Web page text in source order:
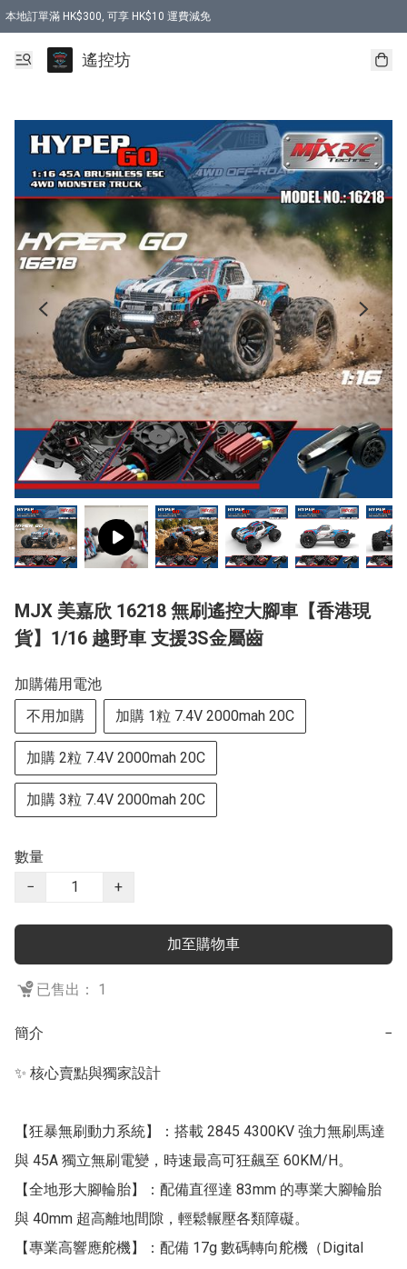
本地訂單滿 HK$300, 可享 HK$10 運費減免
購買 7.6V 6500mah 70C 電池 送 7.6V USB充電器
遙控坊
MJX 美嘉欣 16218 無刷遙控大腳車【香港現
貨】1/16 越野車 支援3S金屬齒
加購備用電池
不用加購
加購 1粒 7.4V 2000mah 20C
加購 2粒 7.4V 2000mah 20C
加購 3粒 7.4V 2000mah 20C
數量
−
+
加至購物車
已售出： 1
簡介 −
✨ 核心賣點與獨家設計
【狂暴無刷動力系統】：搭載 2845 4300KV 強力無刷馬達
與 45A 獨立無刷電變，時速最高可狂飆至 60KM/H。
【全地形大腳輪胎】：配備直徑達 83mm 的專業大腳輪胎
與 40mm 超高離地間隙，輕鬆輾壓各類障礙。
【專業高響應舵機】：配備 17g 數碼轉向舵機（Digital